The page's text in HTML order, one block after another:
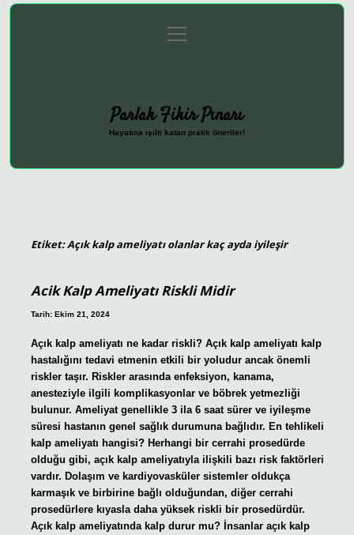
Gizlilik Politikası
menüyü
aç
Parlak Fikir Pınarı
Hayatına ışıltı katan pratik öneriler!
Etiket:Açık kalp ameliyatı olanlar kaç ayda iyileşir
Acik Kalp Ameliyatı Riskli Midir
Tarih: Ekim 21, 2024
Açık kalp ameliyatı ne kadar riskli? Açık kalp ameliyatı kalp
hastalığını tedavi etmenin etkili bir yoludur ancak önemli
riskler taşır. Riskler arasında enfeksiyon, kanama,
anesteziyle ilgili komplikasyonlar ve böbrek yetmezliği
bulunur. Ameliyat genellikle 3 ila 6 saat sürer ve iyileşme
süresi hastanın genel sağlık durumuna bağlıdır. En tehlikeli
kalp ameliyatı hangisi? Herhangi bir cerrahi prosedürde
olduğu gibi, açık kalp ameliyatıyla ilişkili bazı risk faktörleri
vardır. Dolaşım ve kardiyovasküler sistemler oldukça
karmaşık ve birbirine bağlı olduğundan, diğer cerrahi
prosedürlere kıyasla daha yüksek riskli bir prosedürdür.
Açık kalp ameliyatında kalp durur mu? İnsanlar açık kalp